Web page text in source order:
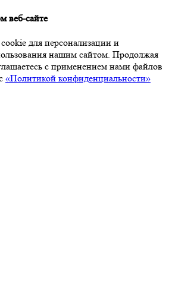
веб-сайте
для персонализации и
нашим сайтом. Продолжая
с применением нами файлов
«Политикой конфиденциальности»